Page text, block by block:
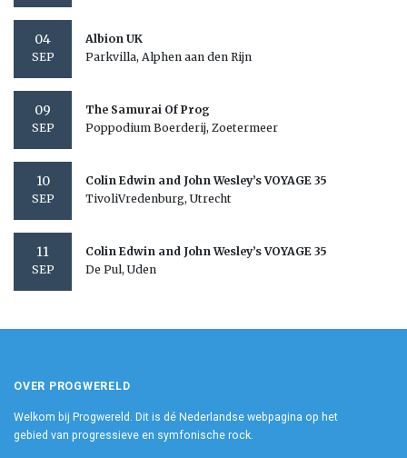
04
SEP
Albion UK
Parkvilla, Alphen aan den Rijn
09
SEP
The Samurai Of Prog
Poppodium Boerderij, Zoetermeer
10
SEP
Colin Edwin and John Wesley’s VOYAGE 35
TivoliVredenburg, Utrecht
11
SEP
Colin Edwin and John Wesley’s VOYAGE 35
De Pul, Uden
OVER PROGWERELD
Welkom bij Progwereld. Dit is dé Nederlandse webpagina op het
gebied van progressieve en symfonische rock.